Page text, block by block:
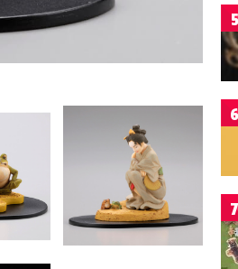
5
6
7